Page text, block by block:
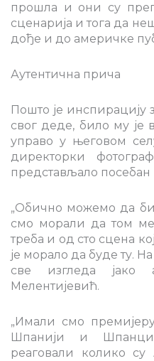
прошла и они су
сценарија и тога да
дође и до америчке
Аутентична прича
Пошто је
свог деде, било му
управо у његовом
директорки
представљало посебан
„Обично можемо да
смо морали да том
треба и од сто сцена
је морало да буде ту. На
све изгледа јако
Мелентијевић.
„Имали смо
Шпанији и
реаговали колико